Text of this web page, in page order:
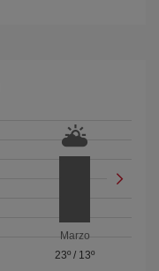
Marzo
23º / 13º